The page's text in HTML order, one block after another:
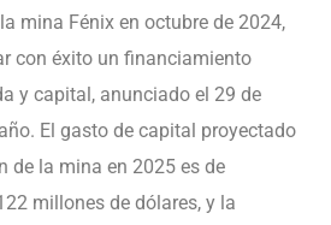
mina Fénix en octubre de 2024,
con éxito un financiamiento
y capital, anunciado el 29 de
El gasto de capital proyectado
de la mina en 2025 es de
millones de dólares, y la